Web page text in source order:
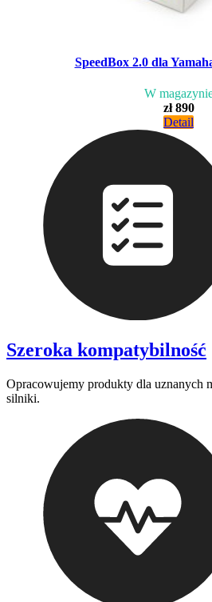
SpeedBox 2.0 dla
W
zł 890
Detail
Szeroka kompatybilność
Opracowujemy produkty dla uznanych
silniki.